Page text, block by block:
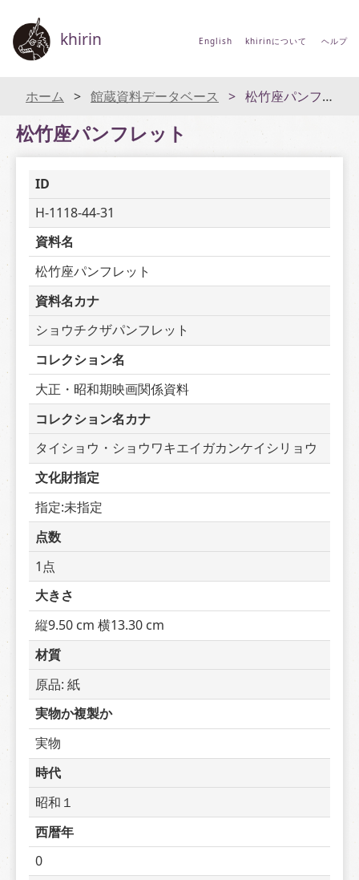
khirin English khirinについて ヘルプ
ホーム 館蔵資料データベース 松竹座パンフレット
松竹座パンフレット
ID
H-1118-44-31
資料名
松竹座パンフレット
資料名カナ
ショウチクザパンフレット
コレクション名
大正・昭和期映画関係資料
コレクション名カナ
タイショウ・ショウワキエイガカンケイシリョウ
文化財指定
指定:未指定
点数
1点
大きさ
縦9.50 cm 横13.30 cm
材質
原品: 紙
実物か複製か
実物
時代
昭和１
西暦年
0